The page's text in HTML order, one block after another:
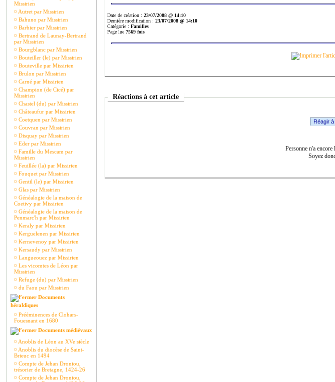
Missirien
¤ Autret par Missirien
¤ Bahuno par Missirien
¤ Barbier par Missirien
¤ Bertrand de Launay-Bertrand
par Missirien
¤ Bourgblanc par Missirien
¤ Bouteiller (le) par Missirien
¤ Bouteville par Missirien
¤ Brulon par Missirien
¤ Carné par Missirien
¤ Champion (de Cicé) par
Missirien
¤ Chastel (du) par Missirien
¤ Châteaufur par Missirien
¤ Coetquen par Missirien
¤ Couvran par Missirien
¤ Disquay par Missirien
¤ Eder par Missirien
¤ Famille du Mescam par
Missirien
¤ Feuillée (la) par Missirien
¤ Fouquet par Missirien
¤ Gentil (le) par Missirien
¤ Glas par Missirien
¤ Généalogie de la maison de
Coetivy par Missirien
¤ Généalogie de la maison de
Penmarc'h par Missirien
¤ Keraly par Missirien
¤ Kerguelenen par Missirien
¤ Kernevenoy par Missirien
¤ Kersaudy par Missirien
¤ Langueouez par Missirien
¤ Les vicomtes de Léon par
Missirien
¤ Refuge (du) par Missirien
¤ du Faou par Missirien
Documents
héraldiques
¤ Prééminences de Clohars-
Fouesnant en 1680
Documents médiévaux
¤ Anoblis de Léon au XVe siècle
¤ Anoblis du diocèse de Saint-
Brieuc en 1494
¤ Compte de Jehan Droniou,
trésorier de Bretagne, 1424-26
¤ Compte de Jehan Droniou,
Date de création : 23/07/2008 @ 14:10
Dernière modification : 23/07/2008 @ 14:10
Catégorie : Familles
Page lue 7569 fois
Réactions à cet article
Réagir
Personne n'a encore
Soyez